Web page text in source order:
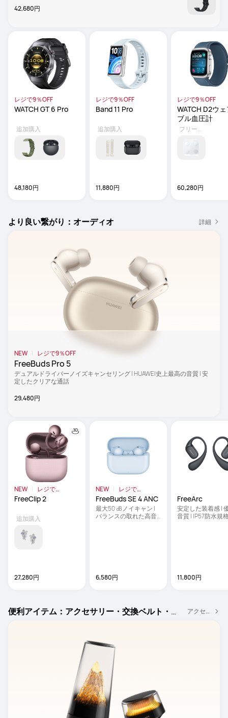
42,680円
レジで9％OFF
WATCH GT 6 Pro
48,180円
追加購入
レジで9％OFF
Band 11 Pro
11,880円
追加購入
レジで9％OFF
WATCH D2ウ
ブル血圧計
60,280円
フリーギフト
より良い繋がり：オーディオ 詳細
NEW レジで9％OFF
FreeBuds Pro 5
デュアルドライバーノイズキャンセリング | HUAWEI史上最高の音質 | 安
定したクリアな通話
29,480円
NEW
レジで
9％OFF
FreeClip 2
27,280円
追加購入
NEW
レジで
9％OFF
FreeBuds SE 4 ANC
最大50 ㏈ノイキャン |
バランスの取れた高音
6,580円
FreeArc
安定した装着感 |
音質 | IP57防水規
11,800円
便利アイテム：アクセサリー・交換ベルト・ル
アクセサリー